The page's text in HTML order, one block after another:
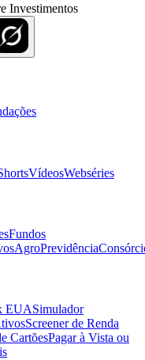
Investimentos
VídeosWebséries
Fundos
AgroPrevidência
EUASimulador
Screener de Renda
CartõesPagar à Vista ou